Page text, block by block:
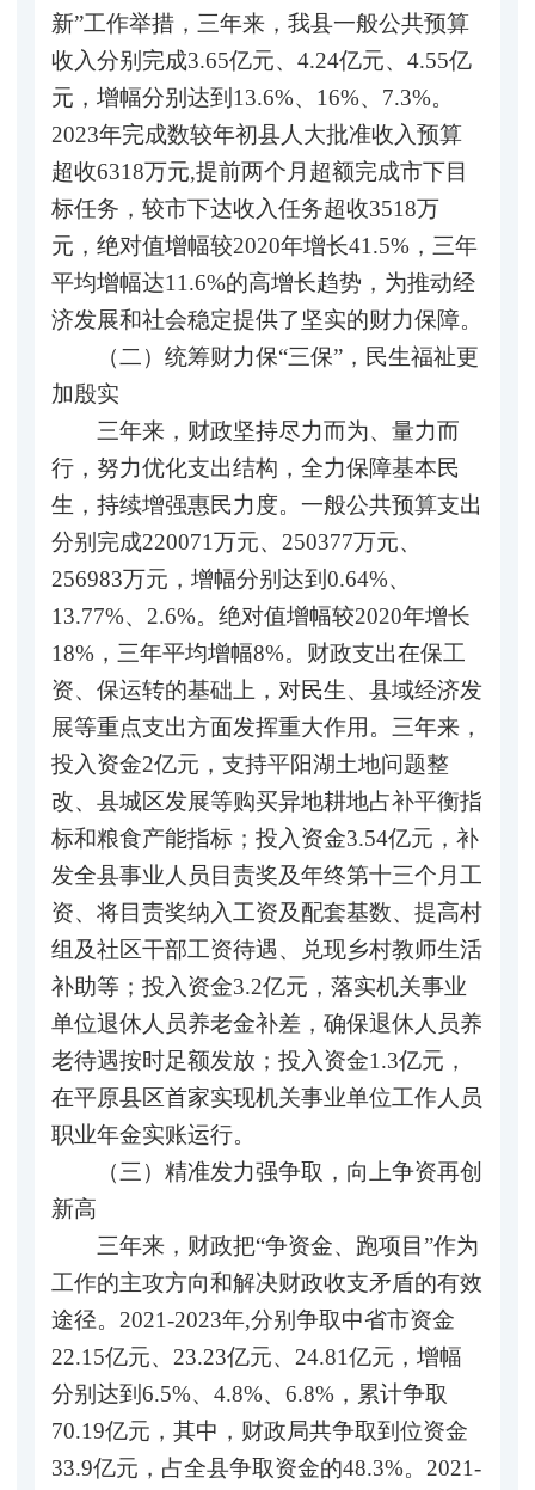
新”工作举措，三年来，我县一般公共预算
收入分别完成3.65亿元、4.24亿元、4.55亿
元，增幅分别达到13.6%、16%、7.3%。
2023年完成数较年初县人大批准收入预算
超收6318万元,提前两个月超额完成市下目
标任务，较市下达收入任务超收3518万
元，绝对值增幅较2020年增长41.5%，三年
平均增幅达11.6%的高增长趋势，为推动经
济发展和社会稳定提供了坚实的财力保障。
（二）统筹财力保“三保”，民生福祉更
加殷实
三年来，财政坚持尽力而为、量力而
行，努力优化支出结构，全力保障基本民
生，持续增强惠民力度。一般公共预算支出
分别完成220071万元、250377万元、
256983万元，增幅分别达到0.64%、
13.77%、2.6%。绝对值增幅较2020年增长
18%，三年平均增幅8%。财政支出在保工
资、保运转的基础上，对民生、县域经济发
展等重点支出方面发挥重大作用。三年来，
投入资金2亿元，支持平阳湖土地问题整
改、县城区发展等购买异地耕地占补平衡指
标和粮食产能指标；投入资金3.54亿元，补
发全县事业人员目责奖及年终第十三个月工
资、将目责奖纳入工资及配套基数、提高村
组及社区干部工资待遇、兑现乡村教师生活
补助等；投入资金3.2亿元，落实机关事业
单位退休人员养老金补差，确保退休人员养
老待遇按时足额发放；投入资金1.3亿元，
在平原县区首家实现机关事业单位工作人员
职业年金实账运行。
（三）精准发力强争取，向上争资再创
新高
三年来，财政把“争资金、跑项目”作为
工作的主攻方向和解决财政收支矛盾的有效
途径。2021-2023年,分别争取中省市资金
22.15亿元、23.23亿元、24.81亿元，增幅
分别达到6.5%、4.8%、6.8%，累计争取
70.19亿元，其中，财政局共争取到位资金
33.9亿元，占全县争取资金的48.3%。2021-